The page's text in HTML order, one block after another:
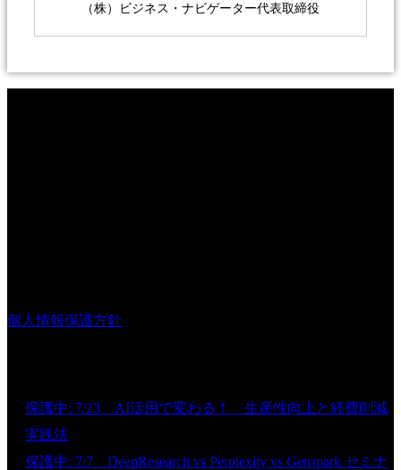
（株）ビジネス・ナビゲーター代表取締役
個人情報保護方針
保護中: 7/23 AI活用で変わる！ 生産性向上と経費削減
実践法
保護中: 7/7 DeepResearch vs Perplexity vs Genspark セミナ